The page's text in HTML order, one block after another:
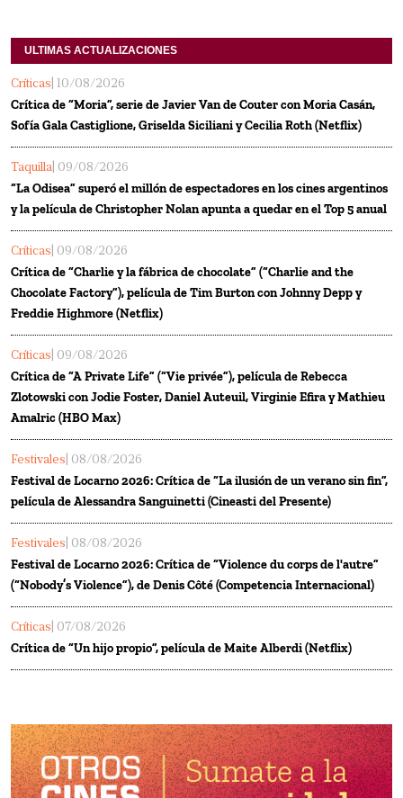
ULTIMAS ACTUALIZACIONES
Críticas | 10/08/2026
Crítica de “Moria”, serie de Javier Van de Couter con Moria Casán,
Sofía Gala Castiglione, Griselda Siciliani y Cecilia Roth (Netflix)
Taquilla | 09/08/2026
“La Odisea” superó el millón de espectadores en los cines argentinos
y la película de Christopher Nolan apunta a quedar en el Top 5 anual
Críticas | 09/08/2026
Crítica de “Charlie y la fábrica de chocolate” (“Charlie and the
Chocolate Factory”), película de Tim Burton con Johnny Depp y
Freddie Highmore (Netflix)
Críticas | 09/08/2026
Crítica de “A Private Life” (“Vie privée”), película de Rebecca
Zlotowski con Jodie Foster, Daniel Auteuil, Virginie Efira y Mathieu
Amalric (HBO Max)
Festivales | 08/08/2026
Festival de Locarno 2026: Crítica de “La ilusión de un verano sin fin”,
película de Alessandra Sanguinetti (Cineasti del Presente)
Festivales | 08/08/2026
Festival de Locarno 2026: Crítica de “Violence du corps de l'autre”
(“Nobody’s Violence”), de Denis Côté (Competencia Internacional)
Críticas | 07/08/2026
Crítica de “Un hijo propio”, película de Maite Alberdi (Netflix)